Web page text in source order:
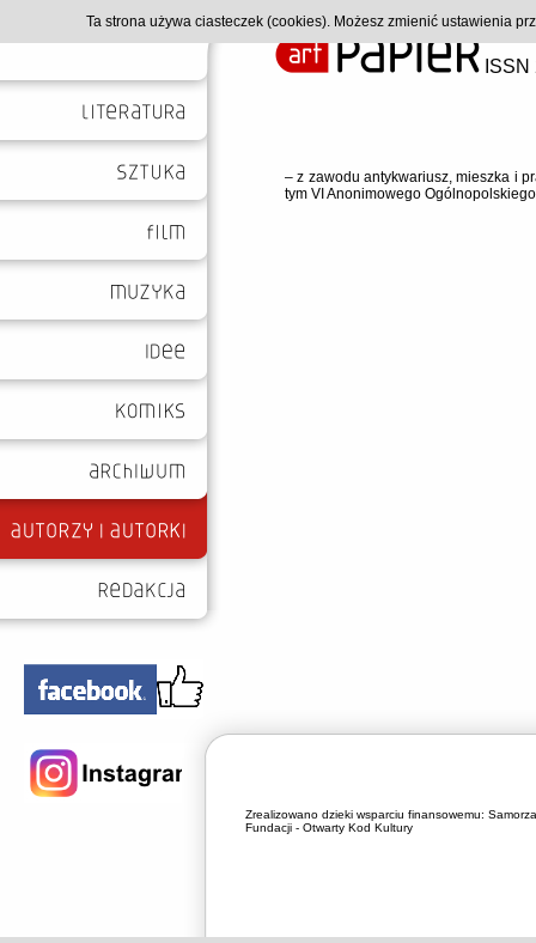
– z zawodu antykwariusz, mieszka i
tym VI Anonimowego
Zrealizowano dzieki wsparciu finansowemu:
Fundacji - Otwarty Kod Kultury
Ta strona używa ciasteczek (cookies). Możesz zmienić ustawienia